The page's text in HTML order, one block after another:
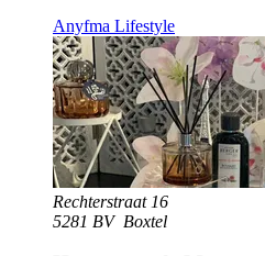
Anyfma Lifestyle
Rechterstraat 16
5281 BV Boxtel